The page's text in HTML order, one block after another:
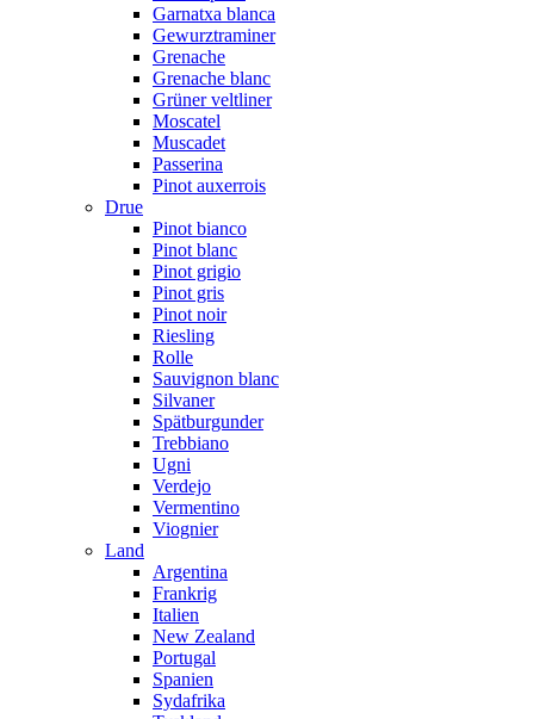
Garnatxa blanca
Gewurztraminer
Grenache
Grenache blanc
Grüner veltliner
Moscatel
Muscadet
Passerina
Pinot auxerrois
Drue
Pinot bianco
Pinot blanc
Pinot grigio
Pinot gris
Pinot noir
Riesling
Rolle
Sauvignon blanc
Silvaner
Spätburgunder
Trebbiano
Ugni
Verdejo
Vermentino
Viognier
Land
Argentina
Frankrig
Italien
New Zealand
Portugal
Spanien
Sydafrika